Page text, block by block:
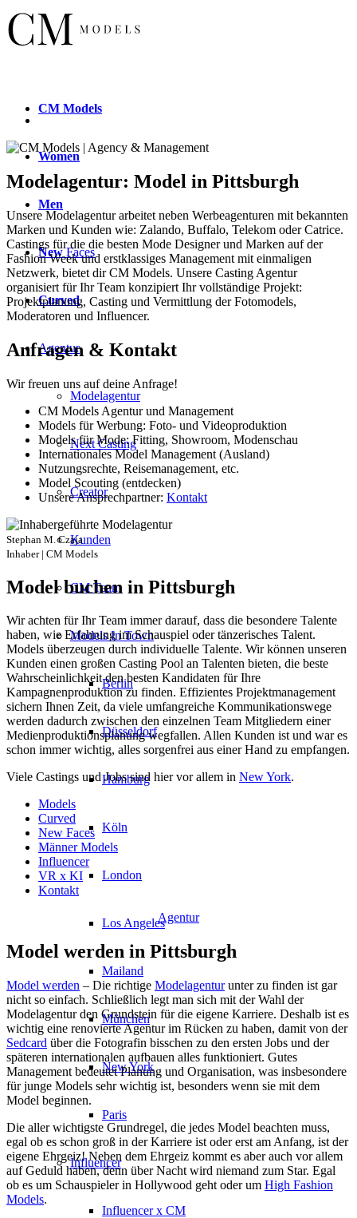
CM Models
Women
Men
NewFaces
Curved
Agentur
Modelagentur
Next Casting
Creator
Kunden
CM Team
Models In Town
Berlin
Düsseldorf
Hamburg
Köln
London
Los Angeles
Mailand
München
New York
Paris
Influencer
Influencer x CM
Modelagentur: Model in Pittsburgh
Unsere Modelagentur arbeitet neben Werbeagenturen mit bekannten
Marken und Kunden wie: Zalando, Buffalo, Telekom oder Catrice.
Castings für die die besten Mode Designer und Marken auf der
Fashion Week und erstklassiges Management mit einmaligen
Netzwerk, bietet dir CM Models. Unsere Casting Agentur
organisiert für Ihr Team konzipiert Ihr vollständige Projekt:
Projektplanung, Casting und Vermittlung der Fotomodels,
Moderatoren und Influencer.
Anfragen & Kontakt
Wir freuen uns auf deine Anfrage!
CM Models Agentur und Management
Models für Werbung: Foto- und Videoproduktion
Models für Mode: Fitting, Showroom, Modenschau
Internationales Model Management (Ausland)
Nutzungsrechte, Reisemanagement, etc.
Model Scouting (entdecken)
Unsere Ansprechpartner: Kontakt
Stephan M. Czaja
Inhaber | CM Models
Model buchen in Pittsburgh
Wir achten für Ihr Team immer darauf, dass die besondere Talente
haben, wie Erfahrung im Schauspiel oder tänzerisches Talent.
Models überzeugen durch individuelle Talente. Wir können unseren
Kunden einen großen Casting Pool an Talenten bieten, die beste
Wahrscheinlichkeit den besten Kandidaten für Ihre
Kampagnenproduktion zu finden. Effizientes Projektmanagement
sichern Ihnen Zeit, da viele umfangreiche Kommunikationswege
werden dadurch zwischen den einzelnen Team Mitgliedern einer
Medienproduktionsplanung wegfallen. Allen Kunden ist und war es
schon immer wichtig, alles sorgenfrei aus einer Hand zu empfangen.
Viele Castings und Jobs sind hier vor allem in New York.
Models
Curved
New Faces
Männer Models
Influencer
VR x KI
Kontakt
Agentur
Model werden in Pittsburgh
Model werden – Die richtige Modelagenturunter zu finden ist gar
nicht so einfach. Schließlich legt man sich mit der Wahl der
Modelagentur den Grundstein für die eigene Karriere. Deshalb ist es
wichtig eine renovierte Agentur im Rücken zu haben, damit von der
Sedcard über die Fotografin bisschen zu den ersten Jobs und der
späteren internationalen aufbauen alles funktioniert. Gutes
Management bedeutet Planung und Organisation, was insbesondere
für junge Models sehr wichtig ist, besonders wenn sie mit dem
Model beginnen.
Die aller wichtigste Grundregel, die jedes Model beachten muss,
egal ob es schon groß in der Karriere ist oder erst am Anfang, ist der
eigene Ehrgeiz! Neben dem Ehrgeiz kommt es aber auch vor allem
auf Geduld haben, denn über Nacht wird niemand zum Star. Egal
ob es um Schauspieler in Hollywood geht oder um High Fashion
Models.